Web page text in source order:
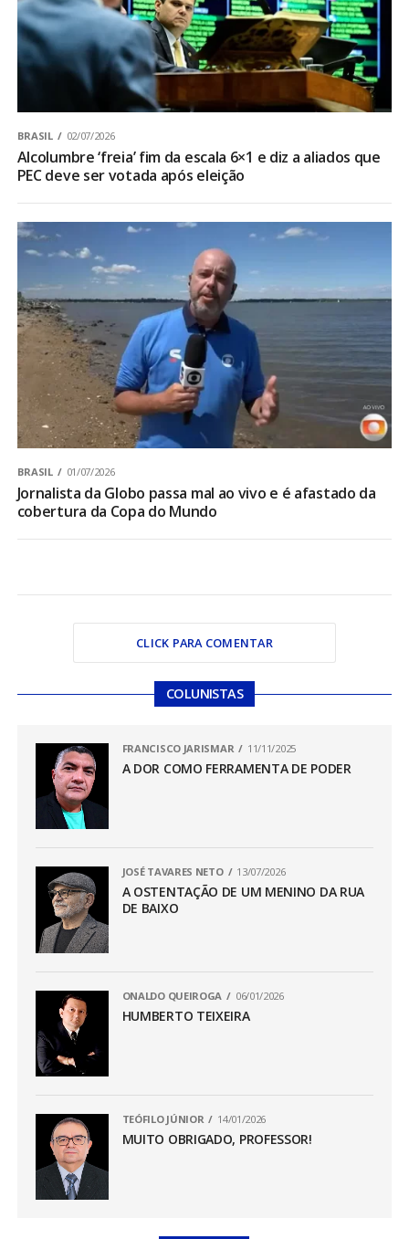
BRASIL 02/07/2026
Alcolumbre ‘freia’ fim da escala 6×1 e diz a aliados que
PEC deve ser votada após eleição
BRASIL 01/07/2026
Jornalista da Globo passa mal ao vivo e é afastado da
cobertura da Copa do Mundo
CLICK PARA COMENTAR
COLUNISTAS
FRANCISCO JARISMAR 11/11/2025
A DOR COMO FERRAMENTA DE PODER
JOSÉ TAVARES NETO 13/07/2026
A OSTENTAÇÃO DE UM MENINO DA RUA
DE BAIXO
ONALDO QUEIROGA 06/01/2026
HUMBERTO TEIXEIRA
TEÓFILO JÚNIOR 14/01/2026
MUITO OBRIGADO, PROFESSOR!